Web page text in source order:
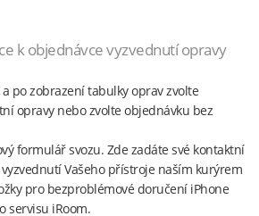
k objednávce vyzvednutí opravy
po zobrazení tabulky oprav zvolte
opravy nebo zvolte objednávku bez
formulář svozu. Zde zadáte své kontaktní
Vašeho přístroje naším kurýrem
pro bezproblémové doručení iPhone
servisu iRoom.